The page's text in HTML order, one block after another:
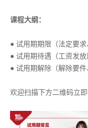
课程大纲：
● 试用期期限（法定要求
● 试用期待遇（工资发放
● 试用期解除（解除要件
欢迎扫描下方二维码立